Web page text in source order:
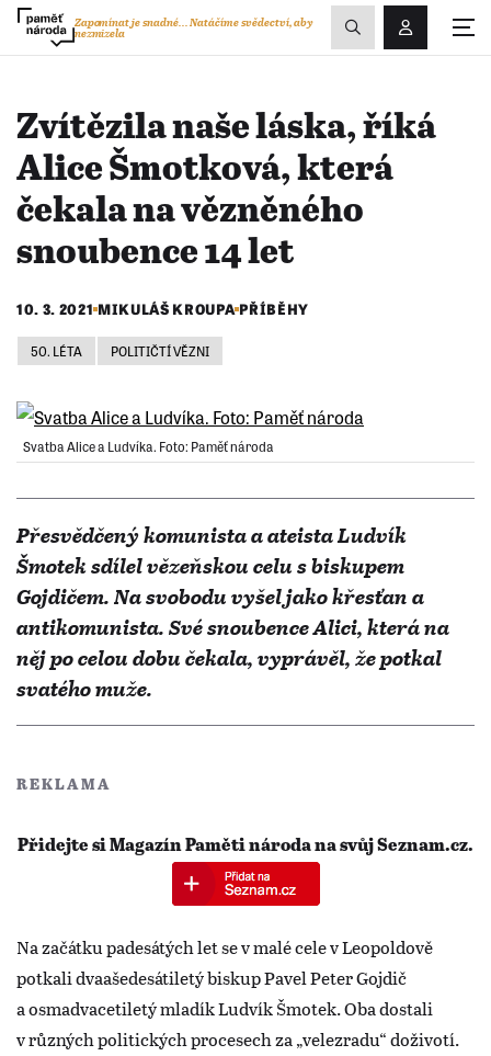
Přihlášení/
Zapomínat je snadné...Natáčíme svědectví, aby
nezmizela
Zobrazit
vyhledávání
Zvítězila naše láska, říká
Alice Šmotková, která
čekala na vězněného
snoubence 14 let
10. 3. 2021 MIKULÁŠ KROUPA PŘÍBĚHY
50. LÉTA POLITIČTÍ VĚZNI
Svatba Alice a Ludvíka. Foto: Paměť národa
Přesvědčený komunista a ateista Ludvík
Šmotek sdílel vězeňskou celu s biskupem
Gojdičem. Na svobodu vyšel jako křesťan a
antikomunista. Své snoubence Alici, která na
něj po celou dobu čekala, vyprávěl, že potkal
svatého muže.
REKLAMA
Přidejte si Magazín Paměti národa na svůj Seznam.cz.
Na začátku padesátých let se v malé cele v Leopoldově
potkali dvaašedesátiletý biskup Pavel Peter Gojdič
a osmadvacetiletý mladík Ludvík Šmotek. Oba dostali
v různých politických procesech za „velezradu“ doživotí.